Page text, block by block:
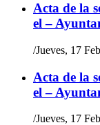
Acta de la
el –
/Jueves, 17
Acta de la
el –
/Jueves, 17